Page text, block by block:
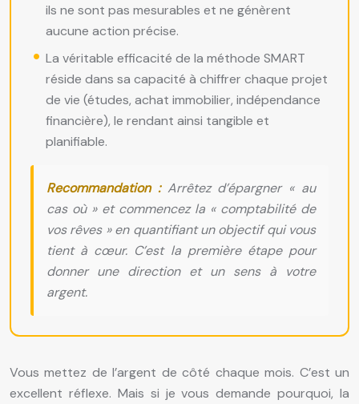
ils ne sont pas mesurables et ne génèrent
aucune action précise.
La véritable efficacité de la méthode SMART
réside dans sa capacité à chiffrer chaque projet
de vie (études, achat immobilier, indépendance
financière), le rendant ainsi tangible et
planifiable.
Recommandation :Arrêtez d’épargner « au
cas où » et commencez la « comptabilité de
vos rêves » en quantifiant un objectif qui vous
tient à cœur. C’est la première étape pour
donner une direction et un sens à votre
argent.
Vous mettez de l’argent de côté chaque mois. C’est un
excellent réflexe. Mais si je vous demande pourquoi, la